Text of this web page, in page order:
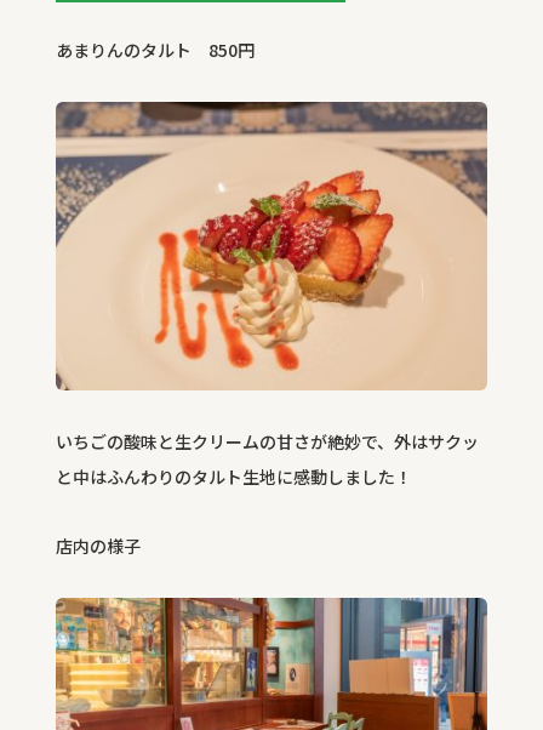
あまりんのタルト 850円
いちごの酸味と生クリームの甘さが絶妙で、外はサクッ
と中はふんわりのタルト生地に感動しました！
店内の様子